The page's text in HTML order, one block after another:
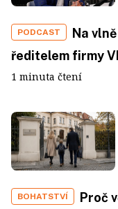
PODCAST
Na
ředitelem firmy
1 minuta čtení
BOHATSTVÍ
Proč